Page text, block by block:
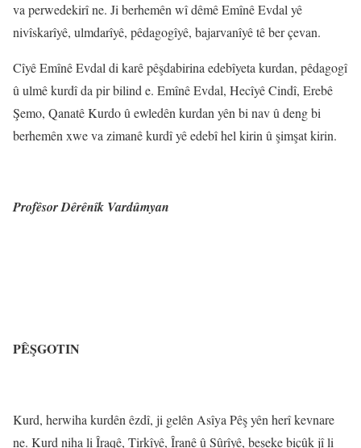
va perwedekirî ne. Ji berhemên wî dêmê Emînê Evdal yê
nivîskarîyê, ulmdarîyê, pêdagogîyê, bajarvanîyê tê ber çevan.
Cîyê Emînê Evdal di karê pêşdabirina edebîyeta kurdan, pêdagogî
û ulmê kurdî da pir bilind e. Emînê Evdal, Hecîyê Cindî, Erebê
Şemo, Qanatê Kurdo û ewledên kurdan yên bi nav û deng bi
berhemên xwe va zimanê kurdî yê edebî hel kirin û şimşat kirin.
Profêsor Dêrênîk Vardûmyan
PÊŞGOTIN
Kurd, herwiha kurdên êzdî, ji gelên Asîya Pêş yên herî kevnare
ne. Kurd niha li Îraqê, Tirkîyê, Îranê û Sûrîyê, beşeke biçûk jî li